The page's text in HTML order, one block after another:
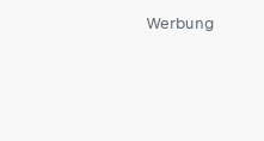
Werbung